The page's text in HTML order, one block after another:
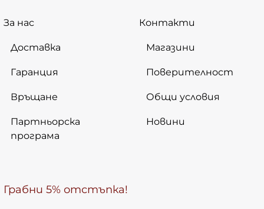
За нас
Доставка
Гаранция
Връщане
Партньорска
програма
Контакти
Магазини
Поверителност
Общи условия
Новини
Грабни 5% отстъпка!